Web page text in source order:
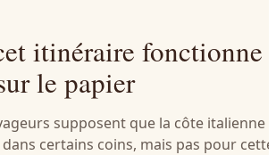
itinéraire
le papier
supposent que la côte italienne
certains coins, mais pas pour